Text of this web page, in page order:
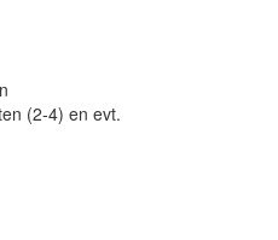
(2-4) en evt.